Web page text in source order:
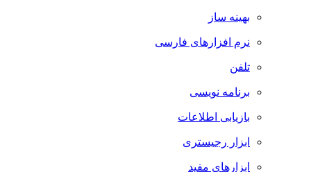
بهینه ساز
نرم افزارهای فارسی
تلفن
برنامه نویسی
بازیابی اطلاعات
ابزار رجیستری
ابزارهای مفید